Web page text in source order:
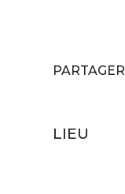
PARTAGER
LIEU